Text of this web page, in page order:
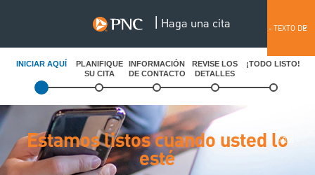
English
| Haga una cita - TEXTO DE
ANTETÍTULO
AQUÍ -
INICIAR AQUÍ
PLANIFIQUE
SU CITA
INFORMACIÓN
DE CONTACTO
REVISE LOS
DETALLES
¡TODO LISTO!
Estamos listos cuando usted lo
esté